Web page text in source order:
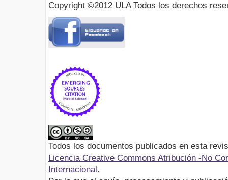
Copyright ©2012 ULA Todos los derechos
Todos los documentos publicados en esta
Licencia Creative Commons Atribución -No
Internacional.